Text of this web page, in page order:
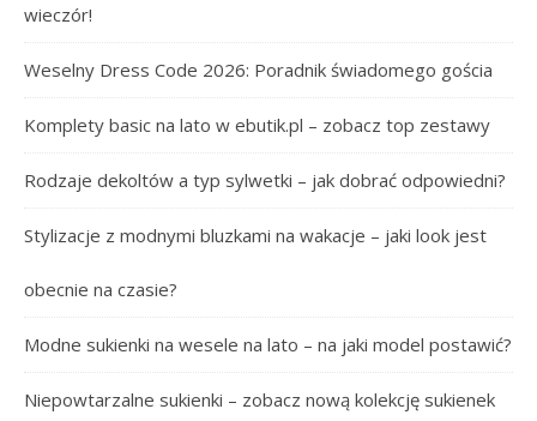
wieczór!
Weselny Dress Code 2026: Poradnik świadomego gościa
Komplety basic na lato w ebutik.pl – zobacz top zestawy
Rodzaje dekoltów a typ sylwetki – jak dobrać odpowiedni?
Stylizacje z modnymi bluzkami na wakacje – jaki look jest
obecnie na czasie?
Modne sukienki na wesele na lato – na jaki model postawić?
Niepowtarzalne sukienki – zobacz nową kolekcję sukienek